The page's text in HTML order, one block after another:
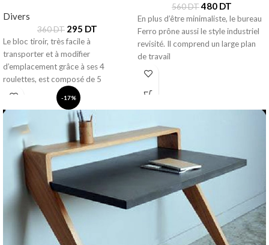
Divers
360DT 295 DT
Le bloc tiroir, très facile à
transporter et à modifier
d’emplacement grâce à ses 4
roulettes, est composé de 5
560DT480 DT
En plus d’être minimaliste, le bureau
Ferro prône aussi le style industriel
revisité. Il comprend un large plan
de travail
-17%